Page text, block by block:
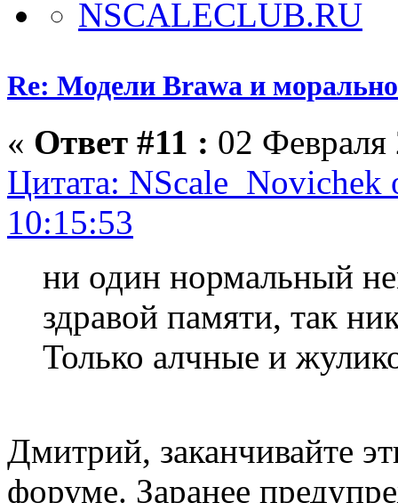
Re: Модели Brawa и
« Ответ #11 : 02 Февраля
Цитата: NScale_Novichek
10:15:53
ни один нормальный
здравой памяти, так
Только алчные и
Дмитрий, заканчивайте
форуме. Заранее